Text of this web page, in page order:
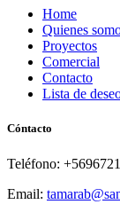
Home
Quienes
Proyectos
Comercial
Contacto
Lista de
Cóntacto
Teléfono:
Email: